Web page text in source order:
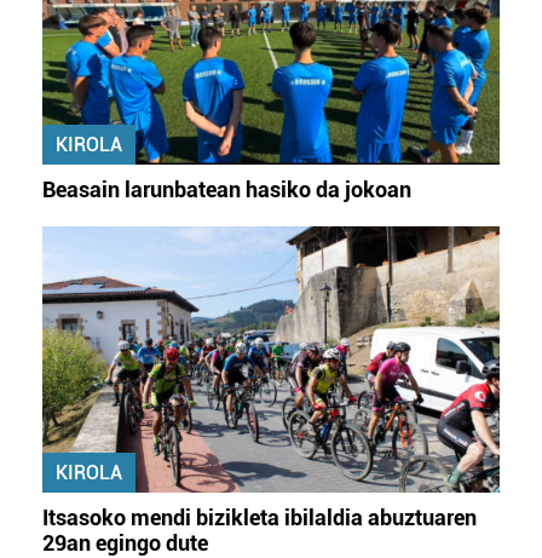
KIROLA
Beasain larunbatean hasiko da jokoan
KIROLA
Itsasoko mendi bizikleta ibilaldia abuztuaren
29an egingo dute